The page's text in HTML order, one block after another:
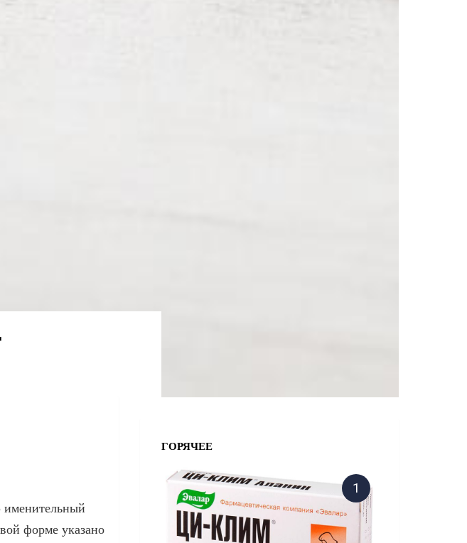
именительный
форме указано
ГОРЯЧЕЕ